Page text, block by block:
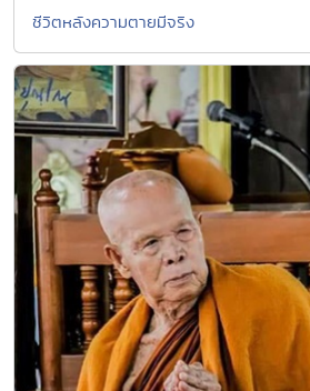
ชีวิตหลังความตายมีจริง